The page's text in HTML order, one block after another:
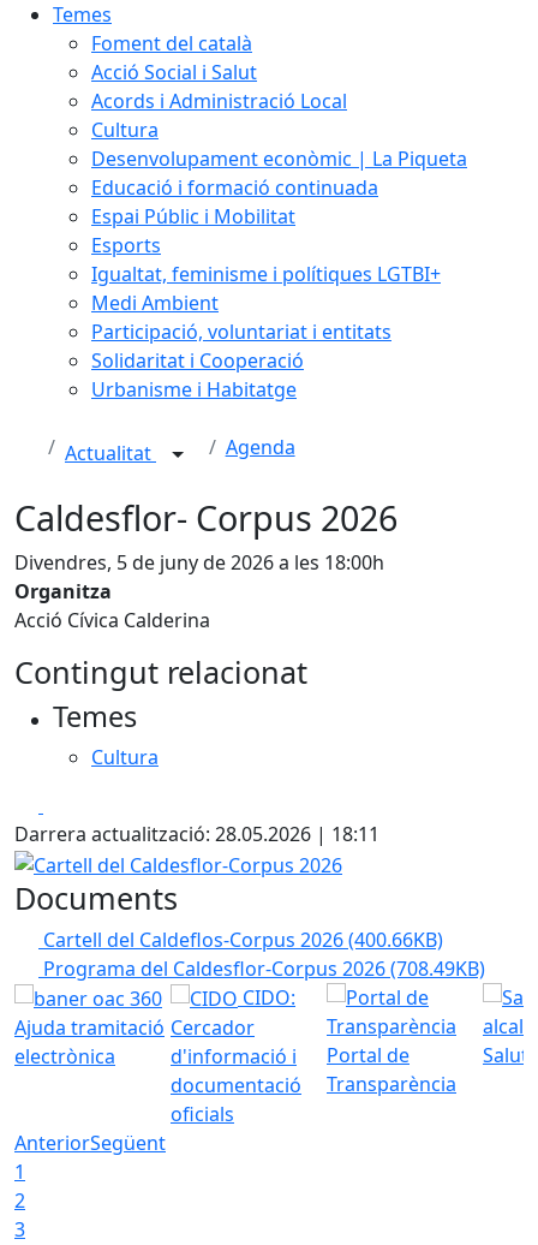
Temes
Foment del català
Acció Social i Salut
Acords i Administració Local
Cultura
Desenvolupament econòmic | La Piqueta
Educació i formació continuada
Espai Públic i Mobilitat
Esports
Igualtat, feminisme i polítiques LGTBI+
Medi Ambient
Participació, voluntariat i entitats
Solidaritat i Cooperació
Urbanisme i Habitatge
Actualitat Agenda
Caldesflor- Corpus 2026
Divendres, 5 de juny de 2026 a les 18:00h
Organitza
Acció Cívica Calderina
Contingut relacionat
Temes
Cultura
Darrera actualització: 28.05.2026 | 18:11
Cartell del Caldesflor-Corpus 2026
Documents
Cartell del Caldeflos-Corpus 2026(400.66KB)
Programa del Caldesflor-Corpus 2026(708.49KB)
Ajuda tramitació
electrònica
CIDO:
Cercador
d'informació i
documentació
oficials
Portal de
Transparència
AnteriorSegüent
1
2
3